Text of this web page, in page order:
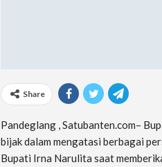
Share
Pandeglang , Satubanten.com–
bijak dalam mengatasi berbagai
Bupati Irna Narulita saat